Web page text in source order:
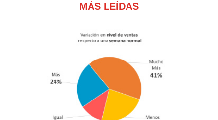
MÁS LEÍDAS